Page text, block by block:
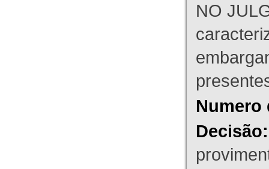
NO
Numero
Decisão: